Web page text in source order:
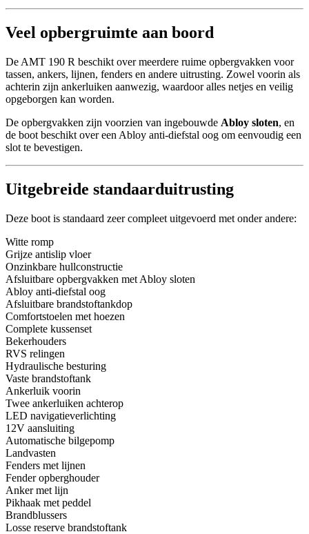
Veel opbergruimte aan boord
De AMT 190 R beschikt over meerdere ruime opbergvakken voor
tassen, ankers, lijnen, fenders en andere uitrusting. Zowel voorin als
achterin zijn ankerluiken aanwezig, waardoor alles netjes en veilig
opgeborgen kan worden.
De opbergvakken zijn voorzien van ingebouwde Abloy sloten, en
de boot beschikt over een Abloy anti-diefstal oog om eenvoudig een
slot te bevestigen.
Uitgebreide standaarduitrusting
Deze boot is standaard zeer compleet uitgevoerd met onder andere:
Witte romp
Grijze antislip vloer
Onzinkbare hullconstructie
Afsluitbare opbergvakken met Abloy sloten
Abloy anti-diefstal oog
Afsluitbare brandstoftankdop
Comfortstoelen met hoezen
Complete kussenset
Bekerhouders
RVS relingen
Hydraulische besturing
Vaste brandstoftank
Ankerluik voorin
Twee ankerluiken achterop
LED navigatieverlichting
12V aansluiting
Automatische bilgepomp
Landvasten
Fenders met lijnen
Fender opberghouder
Anker met lijn
Pikhaak met peddel
Brandblussers
Losse reserve brandstoftank